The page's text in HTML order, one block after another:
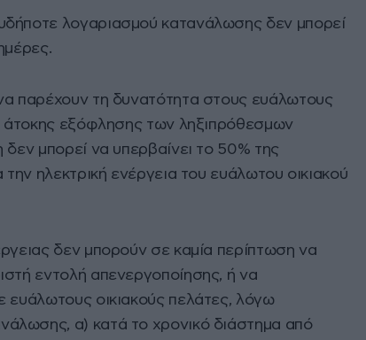
λογαριασμού κατανάλωσης δεν μπορεί
παρέχουν τη δυνατότητα στους ευάλωτους
άτοκης εξόφλησης των ληξιπρόθεσμων
μπορεί να υπερβαίνει το 50% της
την ηλεκτρική ενέργεια του ευάλωτου οικιακού
δεν μπορούν σε καμία περίπτωση να
εντολή απενεργοποίησης, ή να
ευάλωτους οικιακούς πελάτες, λόγω
α) κατά το χρονικό διάστημα από